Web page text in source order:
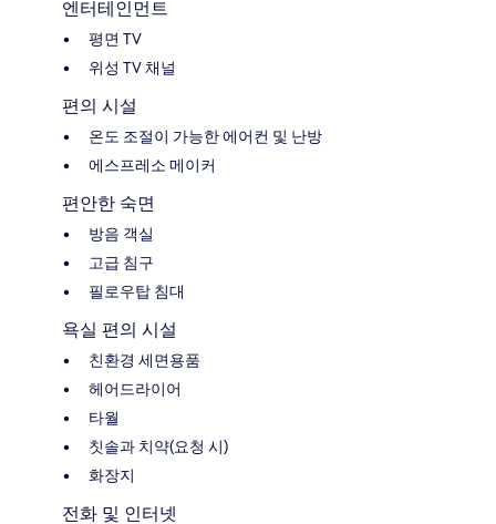
엔터테인먼트
평면 TV
위성 TV 채널
편의 시설
온도 조절이 가능한 에어컨 및 난방
에스프레소 메이커
편안한 숙면
방음 객실
고급 침구
필로우탑 침대
욕실 편의 시설
친환경 세면용품
헤어드라이어
타월
칫솔과 치약(요청 시)
화장지
전화 및 인터넷